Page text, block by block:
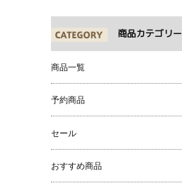
商品カテゴリー
商品一覧
予約商品
セール
おすすめ商品